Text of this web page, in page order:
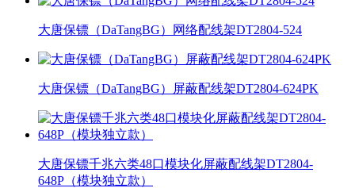
大唐保镖（DaTangBG）网络配线架DT2804-524
大唐保镖（DaTangBG）屏蔽配线架DT2804-624PK
大唐保镖千兆六类48口模块化屏蔽配线架DT2804-
648P（模块独立款）